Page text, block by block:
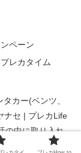
ペーン
レカタイム
カー(ベンツ、
ナセ | プレカLife
の中に取り入れ
スタイルです。.